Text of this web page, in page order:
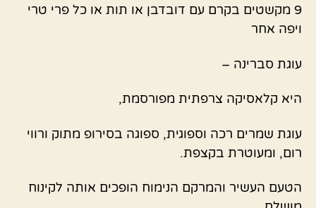
9 מקשטים בקרם עם דובדבן או תות או כל פרי טרי
ויפה אחר
עוגת סברינה –
היא קלאסיקה צרפתית מפורסמת,
עוגת שמרים רכה וספוגית, ספוגה בסירופ מתוק ורווי
רום, ומעוטרת בקצפת.
הטעם העשיר והמרקם הנימוח הופכים אותה לקינוח